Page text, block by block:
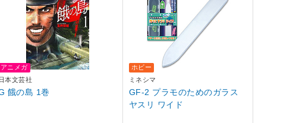
アニメガ
日本文芸社
G 餓の島 1巻
ホビー
ミネシマ
GF-2 プラモのためのガラス
ヤスリ ワイド